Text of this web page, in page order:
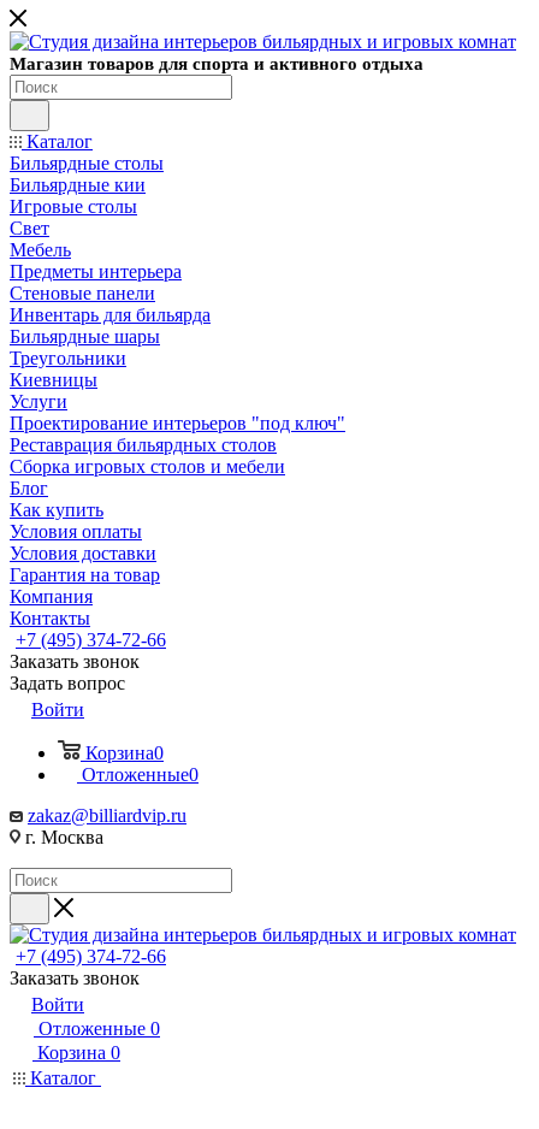
Магазин товаров для спорта и активного отдыха
Каталог
Бильярдные столы
Бильярдные кии
Игровые столы
Свет
Мебель
Предметы интерьера
Стеновые панели
Инвентарь для бильярда
Бильярдные шары
Треугольники
Киевницы
Услуги
Проектирование интерьеров "под ключ"
Реставрация бильярдных столов
Сборка игровых столов и мебели
Блог
Как купить
Условия оплаты
Условия доставки
Гарантия на товар
Компания
Контакты
+7 (495) 374-72-66
Заказать звонок
Задать вопрос
Войти
Корзина0
Отложенные0
zakaz@billiardvip.ru
г. Москва
+7 (495) 374-72-66
Заказать звонок
Войти
Отложенные 0
Корзина 0
Каталог